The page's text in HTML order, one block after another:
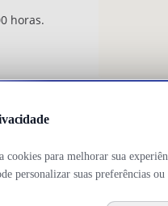
horas.